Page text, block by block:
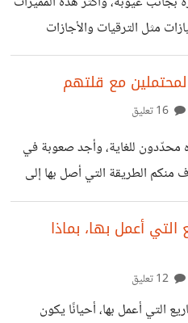
مثل الترقيات والأجازات
لذلك يلجأ الكثير منّا إليه كي
ذلك فهناك بعض الوظائف لا
أو أنه في ظروف مالية صعبة
السؤال الآن: كيف توفّق بين العمل
أن يؤثر أحدهما على الآخر؟
مع قلتهم
محدّدون للغاية، وأجد صعوبة في
منكم الطريقة التي أصل بها إلى
التي أعمل بها، بماذا
التي أعمل بها، أحيانًا يكون